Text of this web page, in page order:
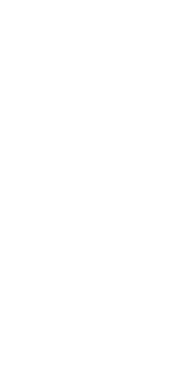
gezien in de
zijn wezen en zijn
gehoorzaamheid
normen vindt de
van het unieke van
mogelijkheid van
juist daarom is deze
niet alleen
de gemeenschap
vormen inderdaad
de betrouwbare
en vreedzame
daarmee voor een
in de gelijkheid van
verenigde leden
aanzien van de
zichzelf slechte